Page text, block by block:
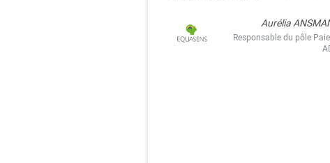
Aurélia
Responsable du pôle